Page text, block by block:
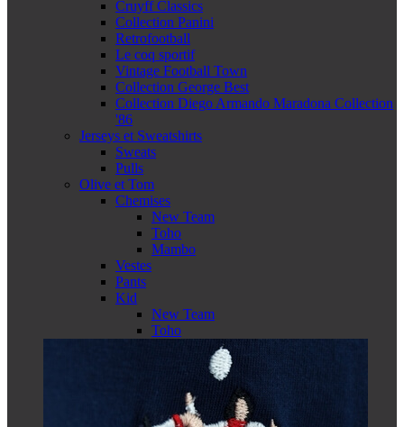
Cruyff Classics
Collection Panini
Retrofootball
Le coq sportif
Vintage Football Town
Collection George Best
Collection Diego Armando Maradona Collection
'86
Jerseys et Sweatshirts
Sweats
Pulls
Olive et Tom
Chemises
New Team
Toho
Mambo
Vestes
Pants
Kid
New Team
Toho